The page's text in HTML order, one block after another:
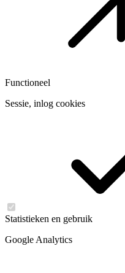
Functioneel
Sessie, inlog cookies
Statistieken en gebruik
Google Analytics